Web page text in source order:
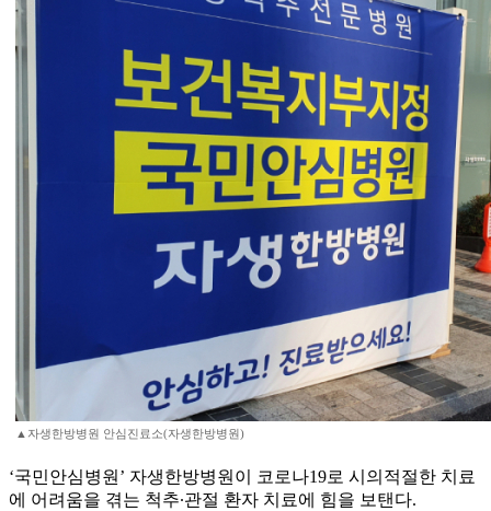
▲자생한방병원 안심진료소(자생한방병원)
‘국민안심병원’ 자생한방병원이 코로나19로 시의적절한 치료
에 어려움을 겪는 척추∙관절 환자 치료에 힘을 보탠다.